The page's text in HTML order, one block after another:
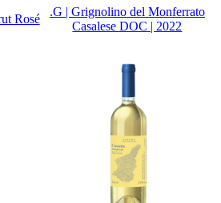
Rosé
.G | Grignolino del Monferrato
Casalese DOC | 2022